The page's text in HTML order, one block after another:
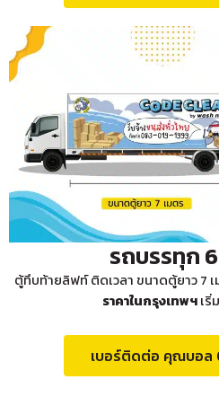
รถบรรทุก
ตู้ทึบท้ายลิฟท์ ติดเวลา ขนาดตู้ยาว 7 เ
ราคาในกรุงเทพฯเริ่
เบอร์ติดต่อ คุณบอล